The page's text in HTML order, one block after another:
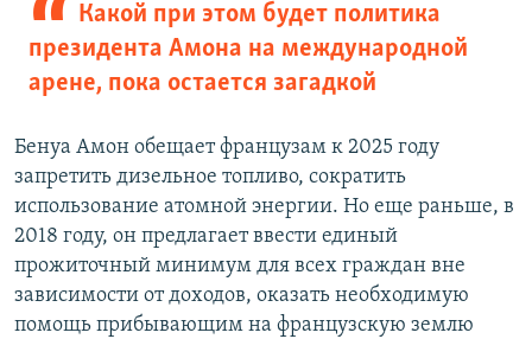
Какой при этом будет политика
президента Амона на международной
арене, пока остается загадкой
Бенуа Амон обещает французам к 2025 году
запретить дизельное топливо, сократить
использование атомной энергии. Но еще раньше, в
2018 году, он предлагает ввести единый
прожиточный минимум для всех граждан вне
зависимости от доходов, оказать необходимую
помощь прибывающим на французскую землю